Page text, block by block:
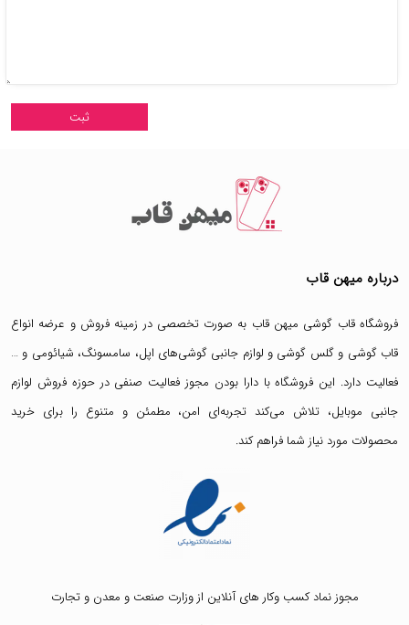
درباره میهن قاب
فروشگاه قاب گوشی میهن قاب به صورت تخصصی در زمینه فروش و عرضه انواع
قاب گوشی وگلس گوشی و لوازم جانبی گوشی‌های اپل، سامسونگ، شیائومی و …
فعالیت دارد. این فروشگاه با دارا بودن مجوز فعالیت صنفی در حوزه فروش لوازم
جانبی موبایل، تلاش می‌کند تجربه‌ای امن، مطمئن و متنوع را برای خرید
محصولات مورد نیاز شما فراهم کند.
مجوز نماد کسب وکار های آنلاین از وزارت صنعت و معدن و تجارت